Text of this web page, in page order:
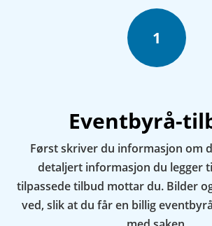
1
Eventbyrå-
Først skriver du informasjon om
detaljert informasjon du legger
tilpassede tilbud mottar du. Bilder
ved, slik at du får en billig